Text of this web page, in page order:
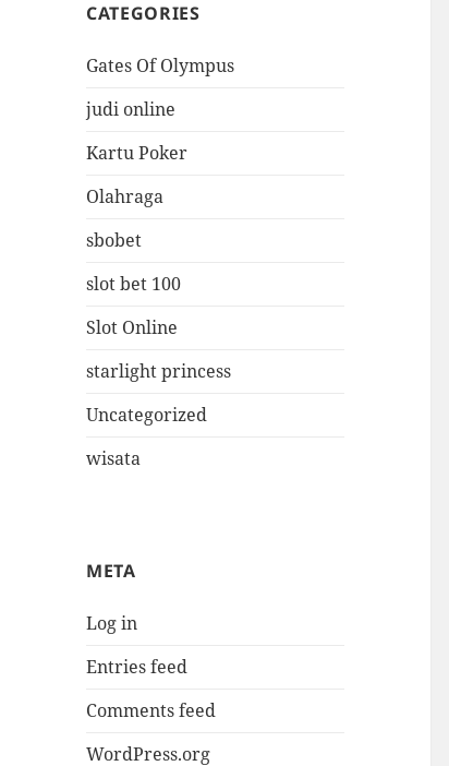
CATEGORIES
Gates Of Olympus
judi online
Kartu Poker
Olahraga
sbobet
slot bet 100
Slot Online
starlight princess
Uncategorized
wisata
META
Log in
Entries feed
Comments feed
WordPress.org